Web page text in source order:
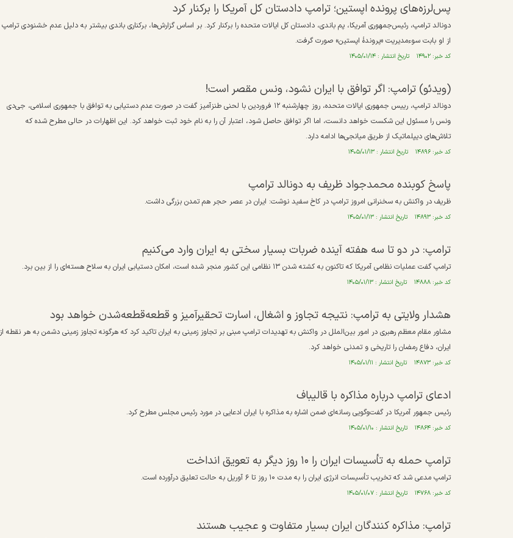
پس‌لرزه‌های پرونده اپستین؛ ترامپ دادستان کل آمریکا را برکنار کرد
دونالد ترامپ، رئیس‌جمهوری آمریکا، پم باندی، دادستان کل ایالات متحده را برکنار کرد. بر اساس گزارش‌ها، برکناری باندی بیشتر به دلیل عدم خشنودی ترامپ
از او بابت ‌سوءمدیریت «پروندهٔ اپستین» صورت گرفت.
کد خبر: ۱۴۹۰۲ تاریخ انتشار : ۱۴۰۵/۰۱/۱۴
(ویدئو) ترامپ: اگر توافق با ایران نشود، ونس مقصر است!
دونالد ترامپ، رییس جمهوری ایالات متحده، روز چهارشنبه ۱۲ فروردین با لحنی طنزآمیز گفت در صورت عدم دستیابی به توافق با جمهوری اسلامی، جی‌دی
ونس را مسئول این شکست خواهد دانست، اما اگر توافق حاصل شود، اعتبار آن را به نام خود ثبت خواهد کرد. این اظهارات در حالی مطرح شده که
تلاش‌های دیپلماتیک از طریق میانجی‌ها ادامه دارد.
کد خبر: ۱۴۸۹۶ تاریخ انتشار : ۱۴۰۵/۰۱/۱۳
پاسخ کوبنده محمدجواد ظریف به دونالد ترامپ
ظریف در واکنش به سخنرانی امروز ترامپ در کاخ سفید نوشت: ایران در عصر حجر هم تمدن بزرگی داشت.
کد خبر: ۱۴۸۹۳ تاریخ انتشار : ۱۴۰۵/۰۱/۱۳
ترامپ: در دو تا سه هفته آینده ضربات بسیار سختی به ایران وارد می‌کنیم
ترامپ گفت عملیات نظامی آمریکا که تاکنون به کشته شدن ۱۳ نظامی این کشور منجر شده است، امکان دستیابی ایران به سلاح هسته‌ای را از بین برد.
کد خبر: ۱۴۸۸۸ تاریخ انتشار : ۱۴۰۵/۰۱/۱۳
هشدار ولایتی به ترامپ: نتیجه تجاوز و اشغال، اسارت تحقیرآمیز و قطعه‌قطعه‌شدن خواهد بود
مشاور مقام معظم رهبری در امور بین‌الملل در واکنش به تهدیدات ترامپ مبنی بر تجاوز زمینی به ایران تاکید کرد که هرگونه تجاوز زمینی دشمن به هر نقطه از
ایران، دفاع رمضان را تاریخی و تمدنی خواهد کرد.
کد خبر: ۱۴۸۷۳ تاریخ انتشار : ۱۴۰۵/۰۱/۱۱
ادعای ترامپ درباره مذاکره با قالیباف
رئیس جمهور آمریکا در گفت‌وگویی رسانه‌ای ضمن اشاره به مذاکره با ایران ادعایی در مورد رئیس مجلس مطرح کرد.
کد خبر: ۱۴۸۶۴ تاریخ انتشار : ۱۴۰۵/۰۱/۱۰
ترامپ حمله به تأسیسات ایران را ۱۰ روز دیگر به تعویق انداخت
ترامپ مدعی شد که تخریب تأسیسات انرژی ایران را به مدت ۱۰ روز تا ۶ آوریل به حالت تعلیق درآورده است.
کد خبر: ۱۴۷۶۸ تاریخ انتشار : ۱۴۰۵/۰۱/۰۷
ترامپ: مذاکره کنندگان ایران بسیار متفاوت و عجیب هستند